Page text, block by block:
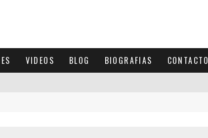
VIDEOS BLOG BIOGRAFIAS CONTACTO